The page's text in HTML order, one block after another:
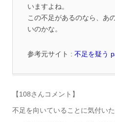
いますよね。
この不足があるのなら、あ
いのかな。
参考元サイト : 不足を疑う
【108さんコメント】
不足を向いていることに気付い